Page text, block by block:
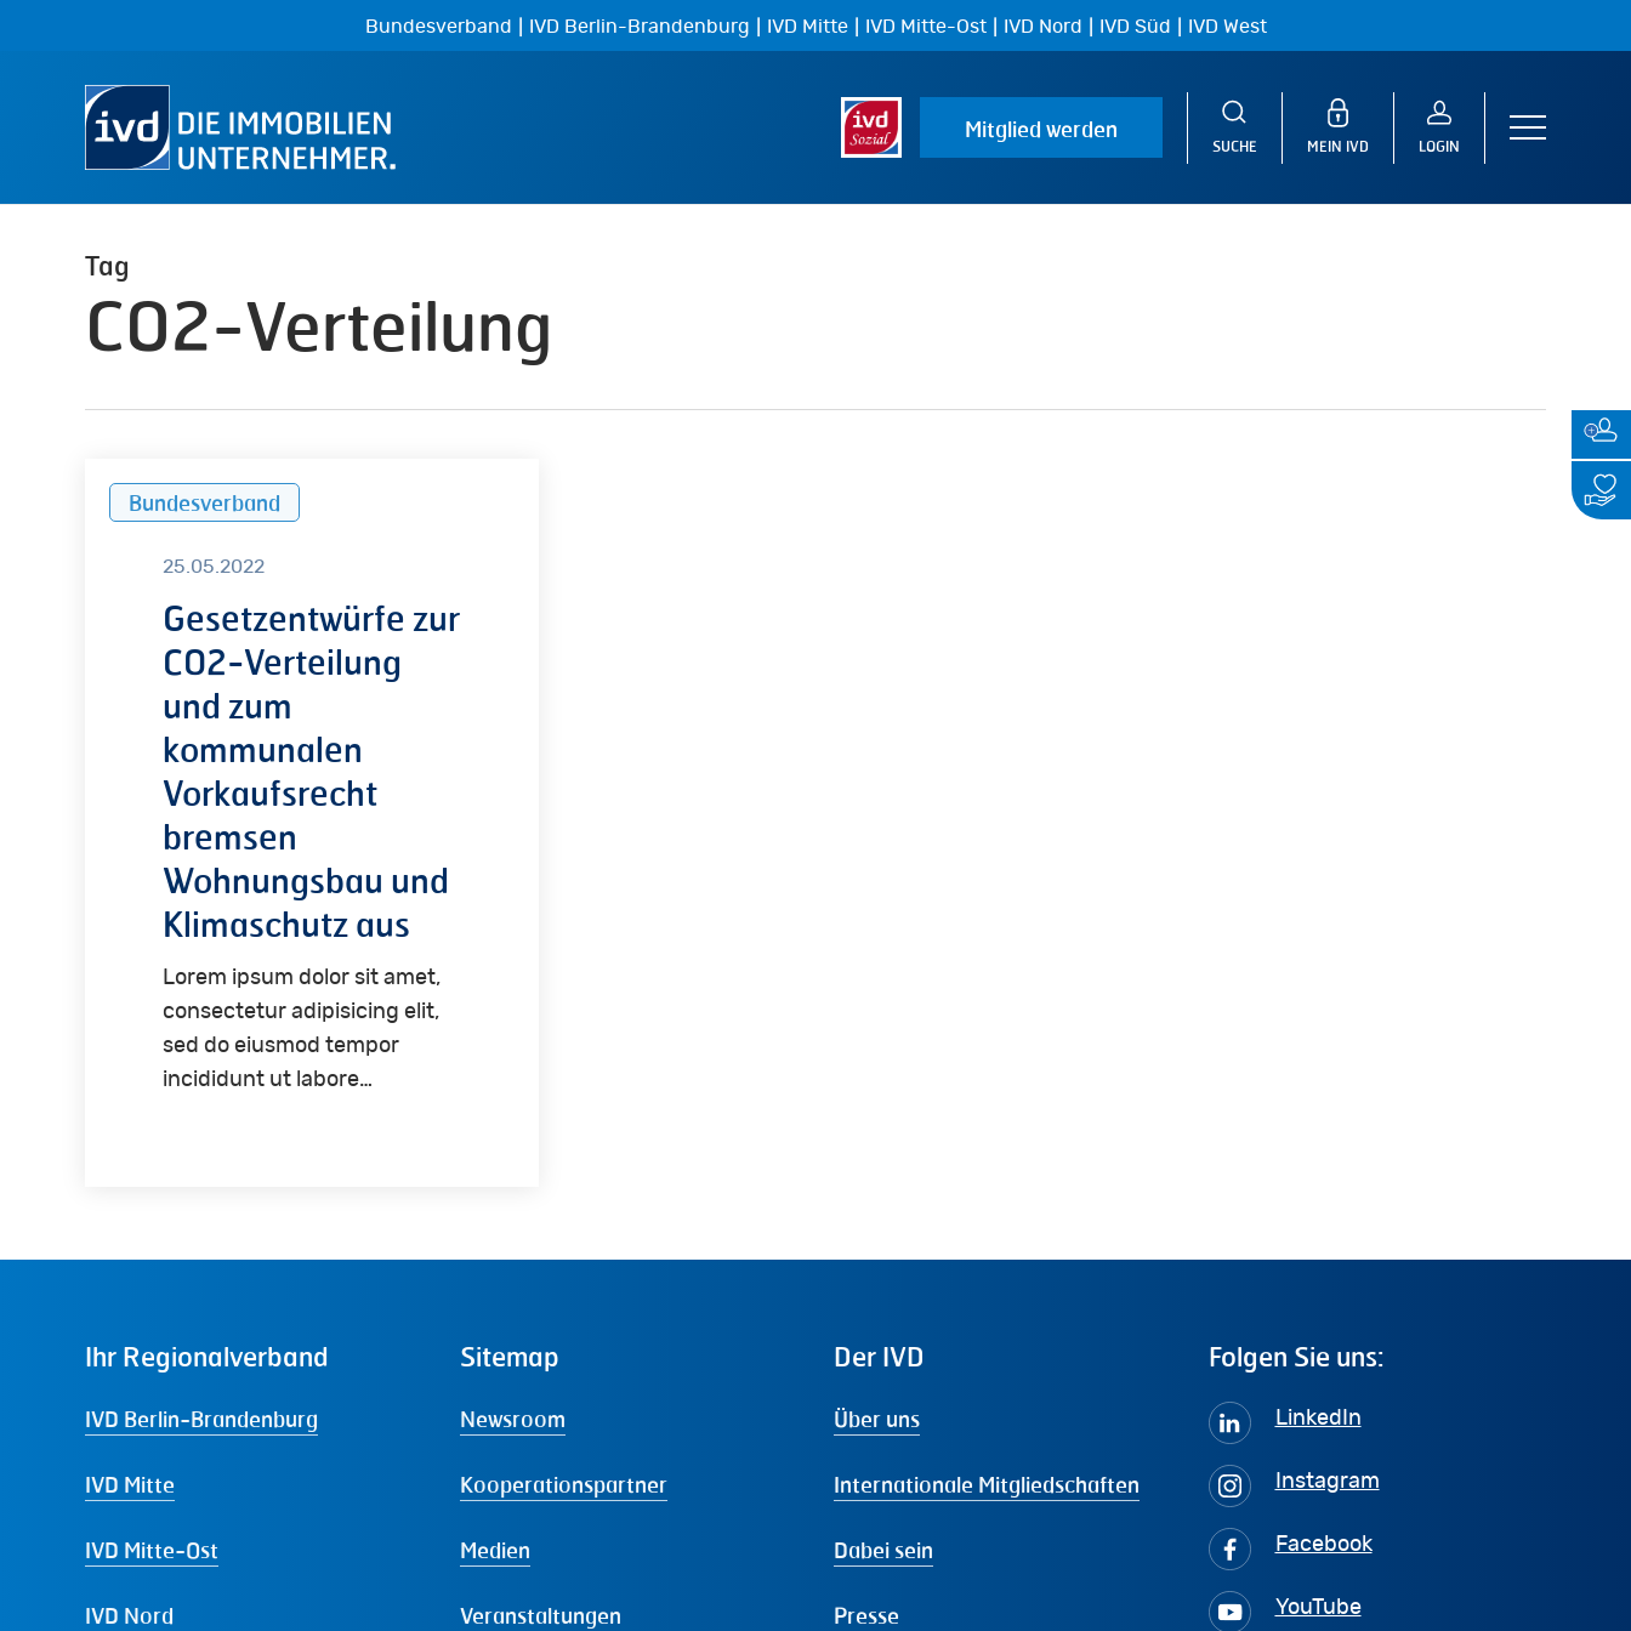
Bundesverband | IVD Berlin-Brandenburg | IVD Mitte | IVD Mitte-Ost | IVD Nord | IVD Süd | IVD West
Mitglied werden
SUCHE MEIN IVD LOGIN
Menu
Tag
CO2-Verteilung
Verteilung
kommunalen
Vorkaufsrecht
bremsen
Wohnungsbau
Klimaschutz
Bundesverband
25.05.2022
Gesetzentwürfe zur
CO2-Verteilung
und zum
kommunalen
Vorkaufsrecht
bremsen
Wohnungsbau und
Klimaschutz aus
Lorem ipsum dolor sit amet,
consectetur adipisicing elit,
sed do eiusmod tempor
incididunt ut labore…
Ihr Regionalverband
IVD Berlin-Brandenburg
IVD Mitte
IVD Mitte-Ost
IVD Nord
Sitemap
Newsroom
Kooperationspartner
Medien
Veranstaltungen
Der IVD
Über uns
Internationale Mitgliedschaften
Dabei sein
Presse
Folgen Sie uns:
LinkedIn
Instagram
Facebook
YouTube